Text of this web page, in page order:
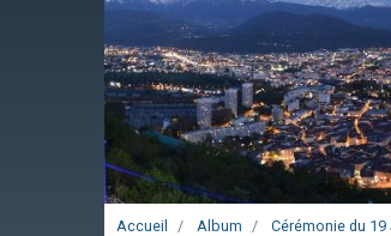
Accueil Album Cérémonie du